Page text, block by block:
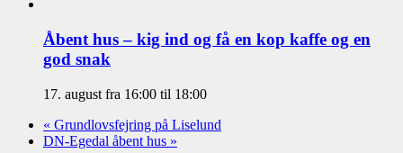
Åbent hus – kig ind og få en kop kaffe og en
god snak
17. august fra 16:00 til 18:00
« Grundlovsfejring på Liselund
DN-Egedal åbent hus »